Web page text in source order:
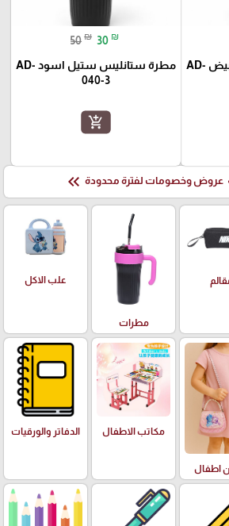
مطرة ستانليس ستيل ابيض AD-
50 ₪ 30 ₪
مطرة ستانليس ستيل اسود AD-
040-3
add_shopping_cart
عروض وخصومات لفترة محدودة keyboard_double_arrow_left
مطرات
علب الاكل
اطفال
مكاتب الاطفال الدفاتر والورقيات